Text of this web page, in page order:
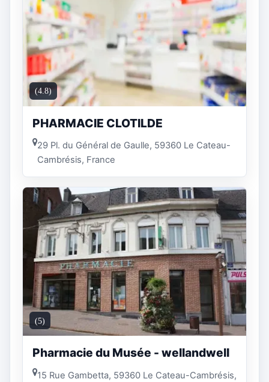
(4.8)
PHARMACIE CLOTILDE
29 Pl. du Général de Gaulle, 59360 Le Cateau-
Cambrésis, France
(5)
Pharmacie du Musée - wellandwell
15 Rue Gambetta, 59360 Le Cateau-Cambrésis,